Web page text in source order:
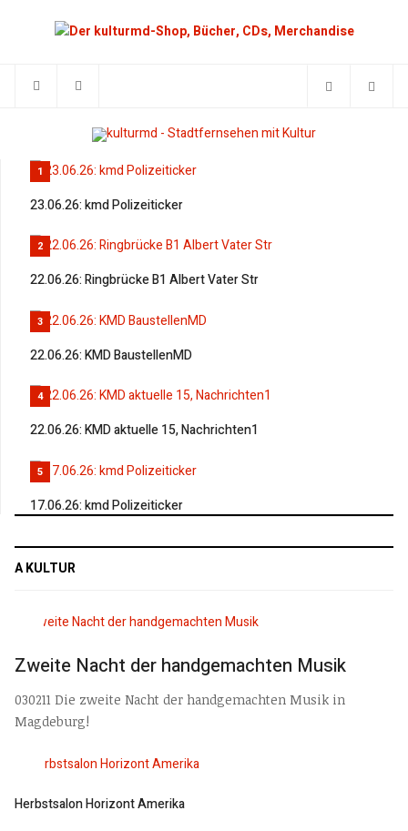
1
23.06.26: kmd Polizeiticker
2
22.06.26: Ringbrücke B1 Albert Vater Str
3
22.06.26: KMD BaustellenMD
4
22.06.26: KMD aktuelle 15, Nachrichten1
5
17.06.26: kmd Polizeiticker
A KULTUR
Zweite Nacht der handgemachten Musik
030211 Die zweite Nacht der handgemachten Musik in
Magdeburg!
Herbstsalon Horizont Amerika